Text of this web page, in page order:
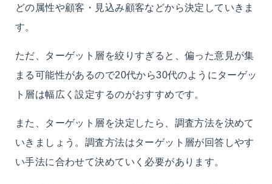
どの属性や顧客・見込み顧客などから決定していきま
す。
ただ、ターゲット層を絞りすぎると、偏った意見が集
まる可能性があるので20代から30代のようにターゲッ
ト層は幅広く設定するのがおすすめです。
また、ターゲット層を決定したら、調査方法を決めて
いきましょう。調査方法はターゲット層が回答しやす
い手法に合わせて決めていく必要があります。